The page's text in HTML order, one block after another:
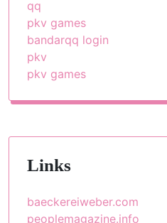
qq
pkv games
bandarqq login
pkv
pkv games
Links
baeckereiweber.com
peoplemagazine.info